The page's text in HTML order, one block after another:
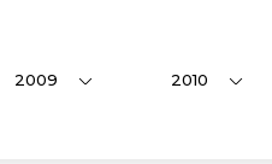
2009 2010